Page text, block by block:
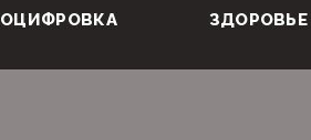
ОЦИФРОВКА ЗДОРОВЬЕ